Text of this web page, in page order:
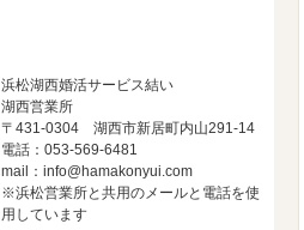
浜松湖西婚活サービス結い
湖西営業所
〒431-0304 湖西市新居町内山291-14
電話：053-569-6481
mail：info@hamakonyui.com
※浜松営業所と共用のメールと電話を使
用しています